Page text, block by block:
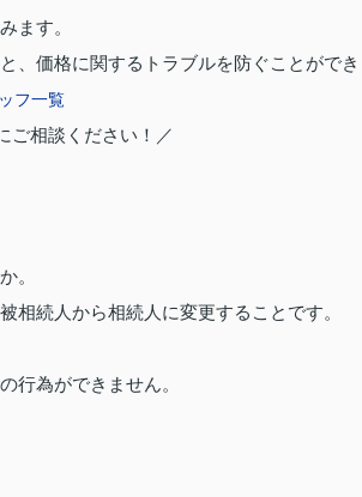
ます。
、価格に関するトラブルを防ぐことができ
フ一覧
ご相談ください！／
。
相続人から相続人に変更することです。
行為ができません。